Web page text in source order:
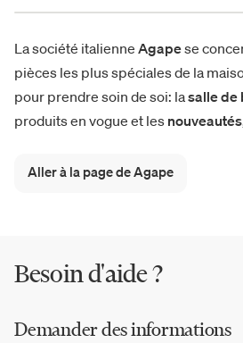
La société italienne Agapese
pièces les plus spéciales de la
pour prendre soin de soi: lasalle de
produits en vogue et les nouveautés
cet espace:lavabos, sanitaires,
Associati figurent parmi les grands
Aller à la page de Agape
Besoin d'aide ?
Demander des informations